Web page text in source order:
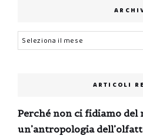
Archivi
ARTICOLI
Perché non ci fidiamo del
un’antropologia